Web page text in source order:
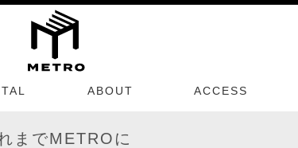
ABOUT ACCESS
までMETROに